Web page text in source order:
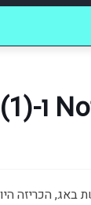
(1 ביולי) על שני מוצרים